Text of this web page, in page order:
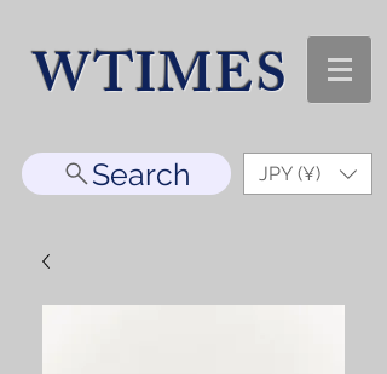
WTIMES
Search JPY (¥)